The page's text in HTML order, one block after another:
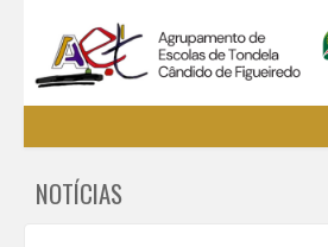
EE / Alunos
NOTÍCIAS